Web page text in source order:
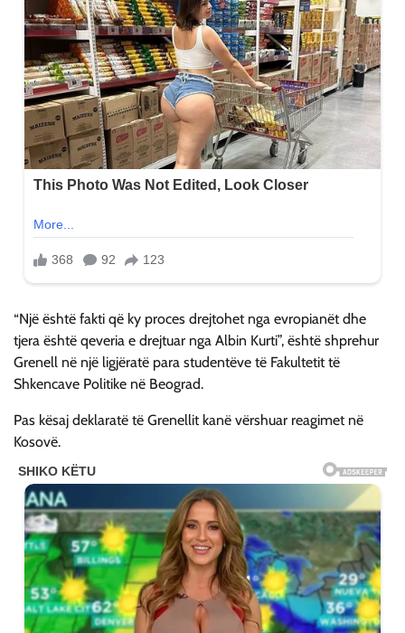
“Një është fakti që ky proces drejtohet nga evropianët dhe
tjera është qeveria e drejtuar nga Albin Kurti”, është shprehur
Grenell në një ligjëratë para studentëve të Fakultetit të
Shkencave Politike në Beograd.
Pas kësaj deklaratë të Grenellit kanë vërshuar reagimet në
Kosovë.